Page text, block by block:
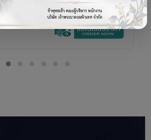
One Touch Screen ดีไซน์พรีเมียม